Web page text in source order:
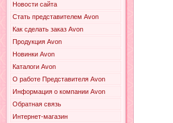
Новости сайта
Стать представителем Avon
Как сделать заказ Avon
Продукция Avon
Новинки Avon
Каталоги Avon
О работе Представителя Avon
Информация о компании Avon
Обратная связь
Интернет-магазин